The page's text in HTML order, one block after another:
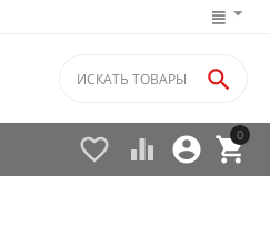
0


 
